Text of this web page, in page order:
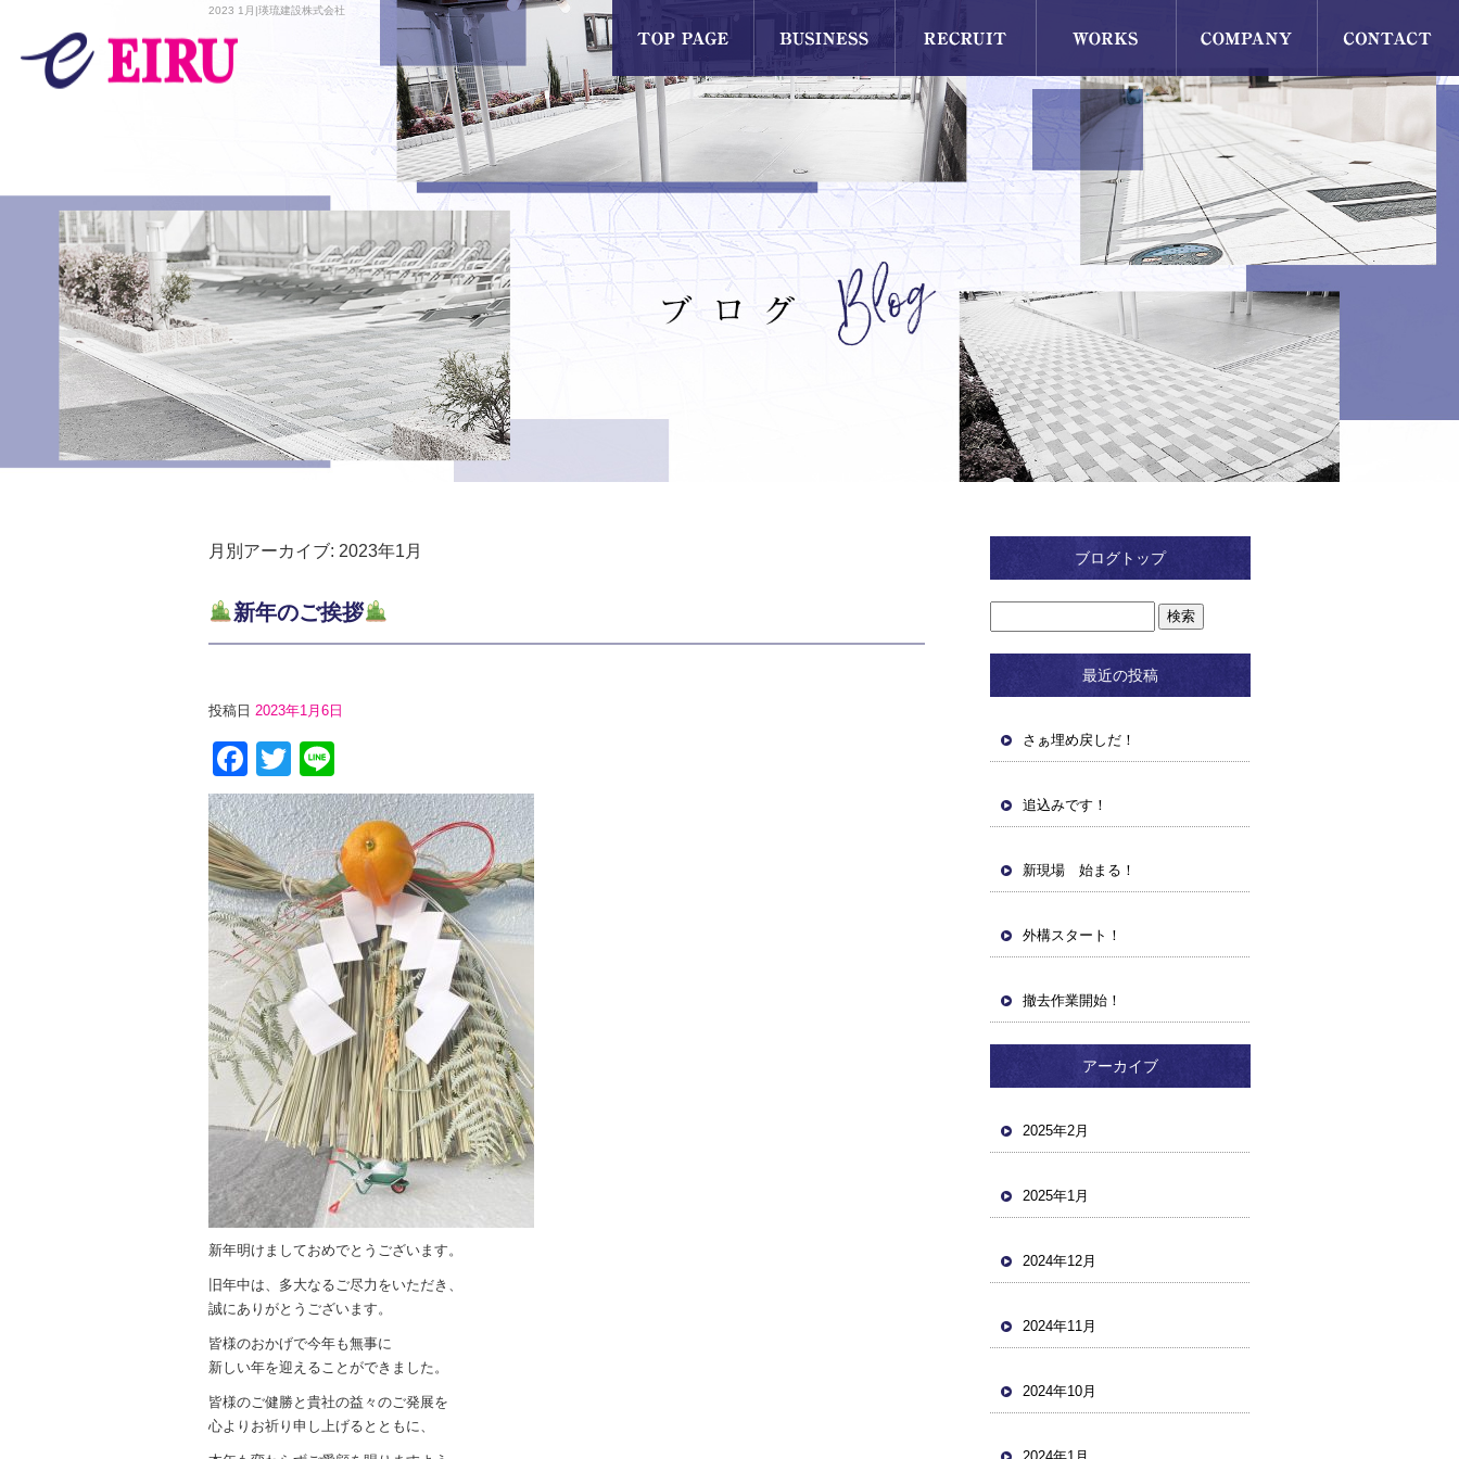
2023 1月|瑛琉建設株式会社
月別アーカイブ: 2023年1月
新年のご挨拶
投稿日 2023年1月6日
Facebook
Twitter
新年明けましておめでとうございます。
旧年中は、多大なるご尽力をいただき、
誠にありがとうございます。
皆様のおかげで今年も無事に
新しい年を迎えることができました。
皆様のご健勝と貴社の益々のご発展を
心よりお祈り申し上げるとともに、
ブログトップ
最近の投稿
さぁ埋め戻しだ！
追込みです！
新現場 始まる！
外構スタート！
撤去作業開始！
アーカイブ
2025年2月
2025年1月
2024年12月
2024年11月
2024年10月